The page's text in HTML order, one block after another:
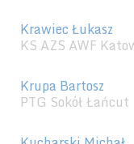
Krawiec Łukasz
KS AZS AWF
Krupa Bartosz
PTG Sokół Łańcut